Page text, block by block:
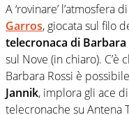
A ‘rovinare’ l’atmosfera
Garros, giocata sul filo
telecronaca di Barbara
sul Nove (in chiaro). C’è
Barbara Rossi è
Jannik, implora gli ace
telecronache su Antena